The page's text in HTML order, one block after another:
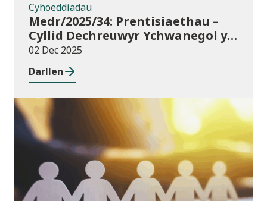
Cyhoeddiadau
Medr/2025/34: Prentisiaethau –
Cyllid Dechreuwyr Ychwanegol y
Rhaglen Lywodraethu
02 Dec 2025
Darllen
Cyhoeddiadau